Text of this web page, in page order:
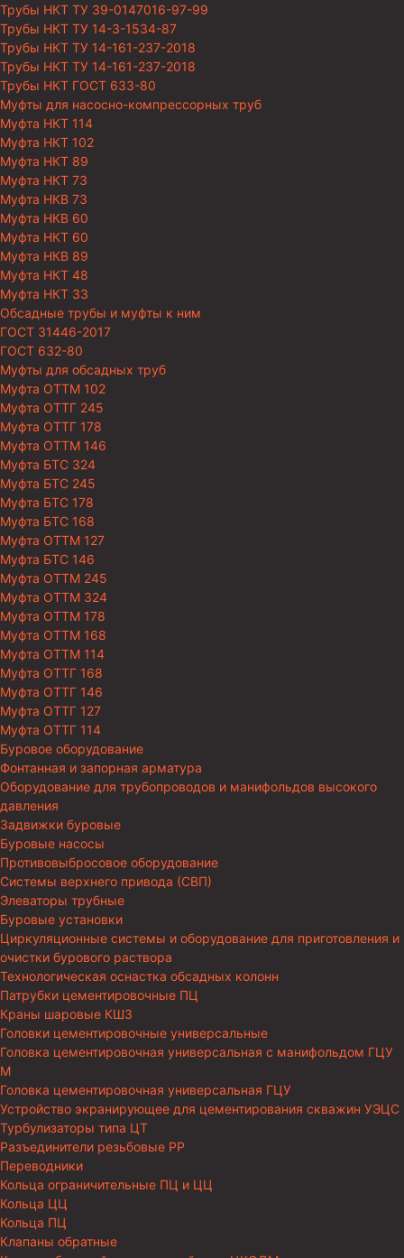
Трубы НКТ ТУ 39-0147016-97-99
Трубы НКТ ТУ 14-3-1534-87
Трубы НКТ ТУ 14-161-237-2018
Трубы НКТ ТУ 14-161-237-2018
Трубы НКТ ГОСТ 633-80
Муфты для насосно-компрессорных труб
Муфта НКТ 114
Муфта НКТ 102
Муфта НКТ 89
Муфта НКТ 73
Муфта НКВ 73
Муфта НКВ 60
Муфта НКТ 60
Муфта НКВ 89
Муфта НКТ 48
Муфта НКТ 33
Обсадные трубы и муфты к ним
ГОСТ 31446-2017
ГОСТ 632-80
Муфты для обсадных труб
Муфта ОТТМ 102
Муфта ОТТГ 245
Муфта ОТТГ 178
Муфта ОТТМ 146
Муфта БТС 324
Муфта БТС 245
Муфта БТС 178
Муфта БТС 168
Муфта ОТТМ 127
Муфта БТС 146
Муфта ОТТМ 245
Муфта ОТТМ 324
Муфта ОТТМ 178
Муфта ОТТМ 168
Муфта ОТТМ 114
Муфта ОТТГ 168
Муфта ОТТГ 146
Муфта ОТТГ 127
Муфта ОТТГ 114
Буровое оборудование
Фонтанная и запорная арматура
Оборудование для трубопроводов и манифольдов высокого
давления
Задвижки буровые
Буровые насосы
Противовыбросовое оборудование
Системы верхнего привода (СВП)
Элеваторы трубные
Буровые установки
Циркуляционные системы и оборудование для приготовления и
очистки бурового раствора
Технологическая оснастка обсадных колонн
Патрубки цементировочные ПЦ
Краны шаровые КШЗ
Головки цементировочные универсальные
Головка цементировочная универсальная с манифольдом ГЦУ
М
Головка цементировочная универсальная ГЦУ
Устройство экранирующее для цементирования скважин УЭЦС
Турбулизаторы типа ЦТ
Разъединители резьбовые РР
Переводники
Кольца ограничительные ПЦ и ЦЦ
Кольца ЦЦ
Кольца ПЦ
Клапаны обратные